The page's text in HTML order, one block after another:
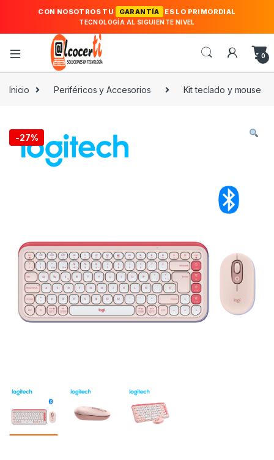
CON NOSOTROS TU GARANTÍA ES LO PRIMORDIAL
TECNOLOGÍA AL SIGUIENTE NIVEL
0
Inicio Periféricos y Accesorios Kit teclado y mouse
-27%